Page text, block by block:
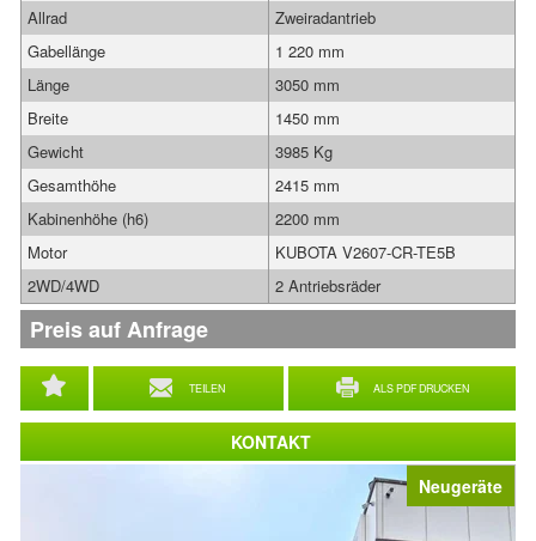
Neugeräte
TEILEN ALS PDF DRUCKEN
Allrad
Zweiradantrieb
Gabellänge
1 220 mm
Länge
3050 mm
Breite
1450 mm
Gewicht
3985 Kg
Gesamthöhe
2415 mm
Kabinenhöhe (h6)
2200 mm
Motor
KUBOTA V2607-CR-TE5B
2WD/4WD
2 Antriebsräder
Preis auf Anfrage
KONTAKT